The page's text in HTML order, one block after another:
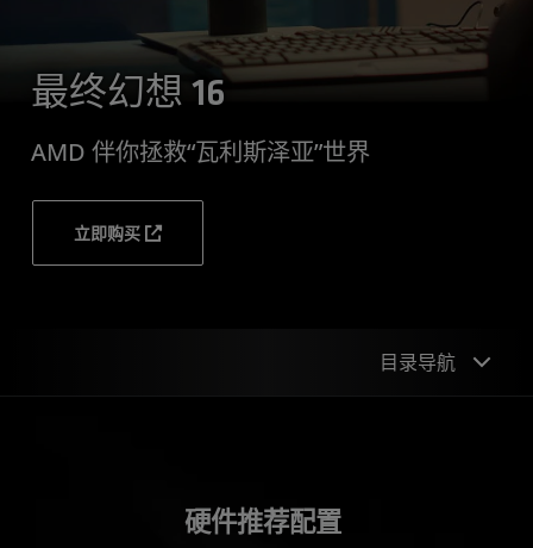
最终幻想 16
AMD 伴你拯救“瓦利斯泽亚”世界
立即购买
目录导航
硬件推荐配置